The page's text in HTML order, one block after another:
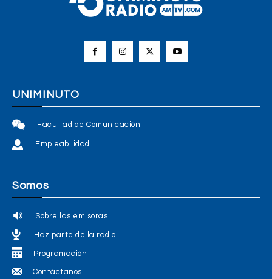
UNIMINUTO
Facultad de Comunicación
Empleabilidad
Somos
Sobre las emisoras
Haz parte de la radio
Programación
Contáctanos